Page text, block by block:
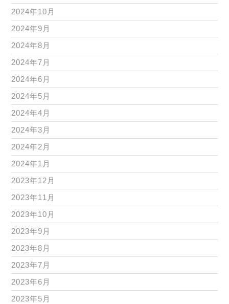
2024年10月
2024年9月
2024年8月
2024年7月
2024年6月
2024年5月
2024年4月
2024年3月
2024年2月
2024年1月
2023年12月
2023年11月
2023年10月
2023年9月
2023年8月
2023年7月
2023年6月
2023年5月